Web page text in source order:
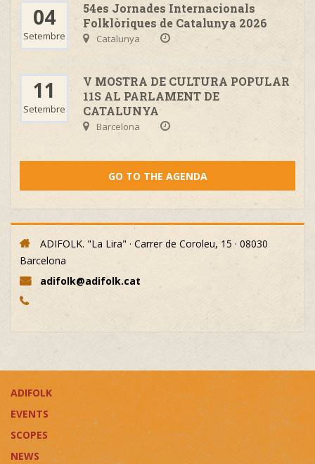
04
Setembre
54es Jornades Internacionals
Folklòriques de Catalunya 2026
Catalunya
11
Setembre
V MOSTRA DE CULTURA POPULAR
11S AL PARLAMENT DE
CATALUNYA
Barcelona
GO TO THE AGENDA
ADIFOLK. "La Lira" · Carrer de Coroleu, 15 · 08030
Barcelona
adifolk@adifolk.cat
ADIFOLK
EVENTS
SCOPES
NEWS